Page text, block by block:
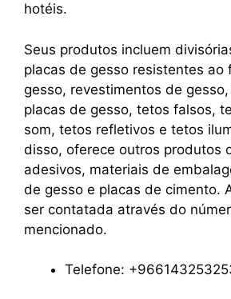
hotéis.
Seus produtos incluem
placas de gesso resistentes ao
gesso, revestimentos de
placas de gesso, tetos falsos,
som, tetos refletivos e tetos
disso, oferece outros produtos
adesivos, materiais de
de gesso e placas de cimento.
ser contatada através do
mencionado.
Telefone: